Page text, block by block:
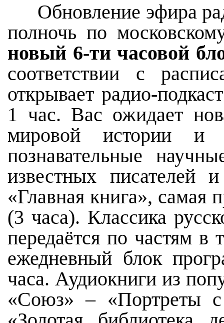
Обновление эфира
полночь по
новый 6-ти часовой
соответствии с
открывает радио-
1 час. Вас ожидает
мировой истории и
познавательные
известных писателей
«Главная книга», самая
(3 часа). Классика
передаётся по частям в
ежедневный блок
часа. Аудиокниги из
«Союз» – «Портреты